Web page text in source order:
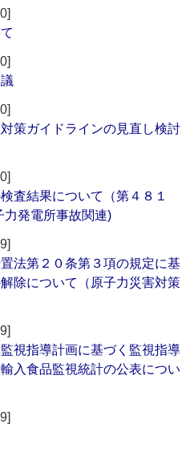
策ガイドラインの見直し検討
査結果について（第４８１
力発電所事故関連)
法第２０条第３項の規定に基
除について（原子力災害対策
視指導計画に基づく監視指導
入食品監視統計の公表につい